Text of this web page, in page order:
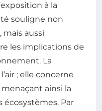
à la
souligne non
mais aussi
les implications de
La
; elle concerne
ainsi la
écosystèmes. Par